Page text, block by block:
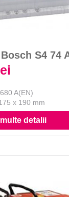
S4 74
A(EN)
x 190 mm
detalii